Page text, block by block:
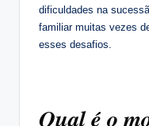
dificuldades na
familiar muitas vezes
esses desafios.
Qual é o